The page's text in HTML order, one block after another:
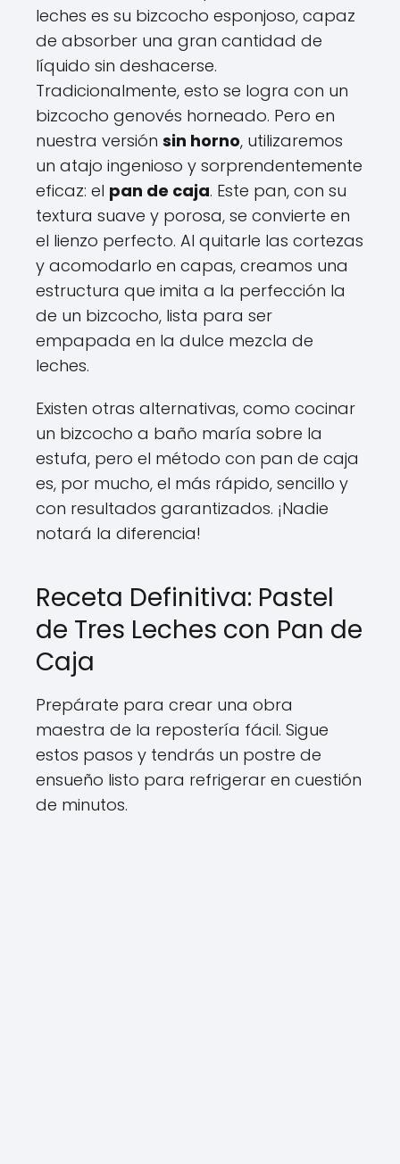
leches es su bizcocho esponjoso, capaz
de absorber una gran cantidad de
líquido sin deshacerse.
Tradicionalmente, esto se logra con un
bizcocho genovés horneado. Pero en
nuestra versión sin horno, utilizaremos
un atajo ingenioso y sorprendentemente
eficaz: el pan de caja. Este pan, con su
textura suave y porosa, se convierte en
el lienzo perfecto. Al quitarle las cortezas
y acomodarlo en capas, creamos una
estructura que imita a la perfección la
de un bizcocho, lista para ser
empapada en la dulce mezcla de
leches.
Existen otras alternativas, como cocinar
un bizcocho a baño maría sobre la
estufa, pero el método con pan de caja
es, por mucho, el más rápido, sencillo y
con resultados garantizados. ¡Nadie
notará la diferencia!
Receta Definitiva: Pastel
de Tres Leches con Pan de
Caja
Prepárate para crear una obra
maestra de la repostería fácil. Sigue
estos pasos y tendrás un postre de
ensueño listo para refrigerar en cuestión
de minutos.